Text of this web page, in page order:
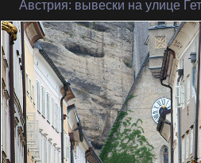
Австрия: вывески на улице